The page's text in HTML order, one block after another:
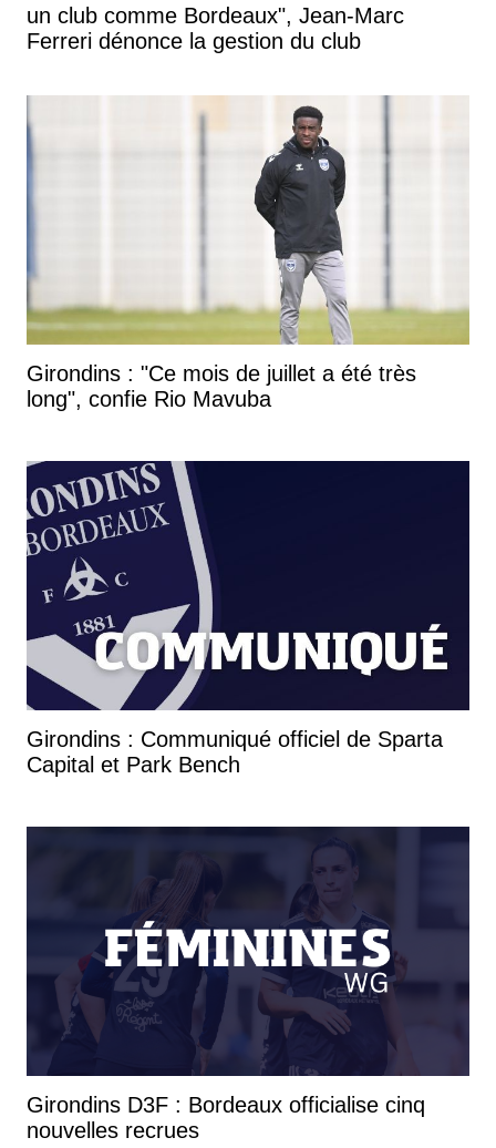
un club comme Bordeaux", Jean-Marc
Ferreri dénonce la gestion du club
Girondins : "Ce mois de juillet a été très
long", confie Rio Mavuba
Girondins : Communiqué officiel de Sparta
Capital et Park Bench
Girondins D3F : Bordeaux officialise cinq
nouvelles recrues